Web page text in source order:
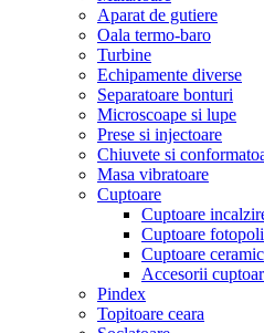
Aparat de gutiere
Oala termo-baro
Turbine
Echipamente diverse
Separatoare bonturi
Microscoape si lupe
Prese si injectoare
Chiuvete si
Masa vibratoare
Cuptoare
Cuptoare
Cuptoare
Cuptoare
Accesorii
Pindex
Topitoare ceara